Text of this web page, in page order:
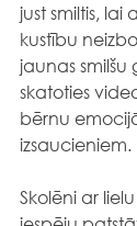
just smiltis, lai
kustību
jaunas
skatoties
bērnu
izsaucieniem.
Skolēni ar